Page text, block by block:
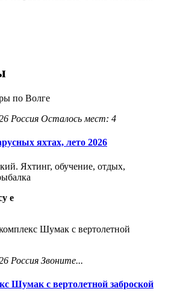
Россия Осталось мест: 4
яхтах, лето 2026
Яхтинг, обучение, отдых,
e
Россия Звоните...
Шумак с вертолетной заброской